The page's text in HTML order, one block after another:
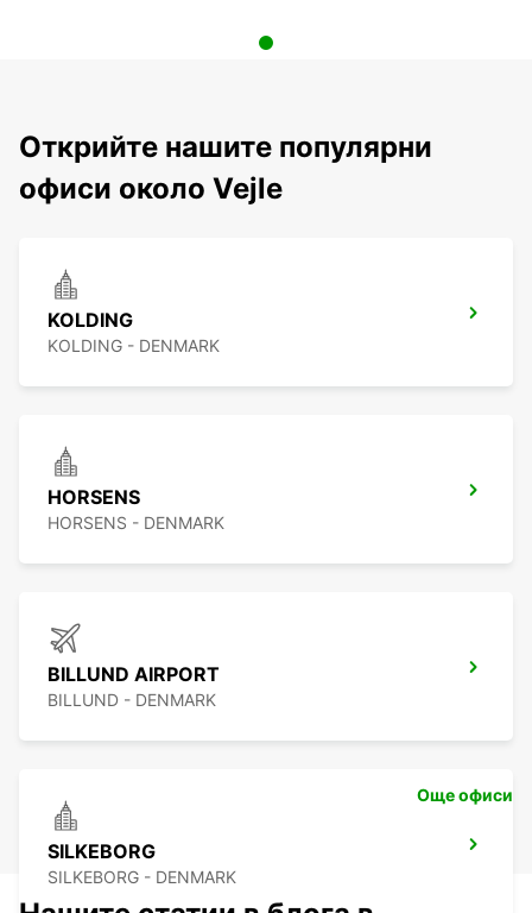
Открийте нашите популярни
офиси около Vejle
KOLDING
KOLDING - DENMARK
HORSENS
HORSENS - DENMARK
BILLUND AIRPORT
BILLUND - DENMARK
SILKEBORG
SILKEBORG - DENMARK
Още офиси